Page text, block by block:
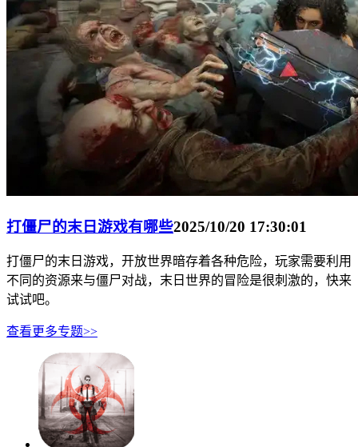
打僵尸的末日游戏有哪些2025/10/20 17:30:01
打僵尸的末日游戏，开放世界暗存着各种危险，玩家需要利用
不同的资源来与僵尸对战，末日世界的冒险是很刺激的，快来
试试吧。
查看更多专题>>